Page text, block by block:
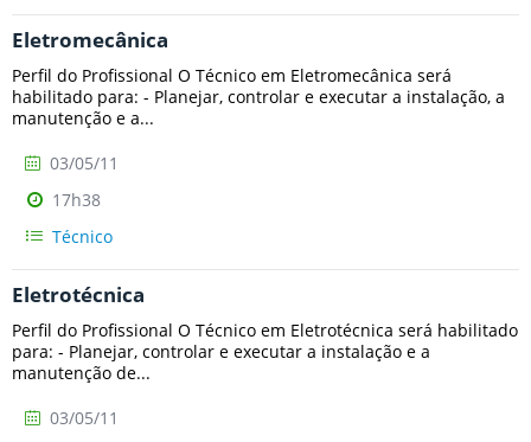
Eletromecânica
Perfil do Profissional O Técnico em Eletromecânica será
habilitado para: - Planejar, controlar e executar a instalação, a
manutenção e a...
03/05/11
17h38
Técnico
Eletrotécnica
Perfil do Profissional O Técnico em Eletrotécnica será habilitado
para: - Planejar, controlar e executar a instalação e a
manutenção de...
03/05/11